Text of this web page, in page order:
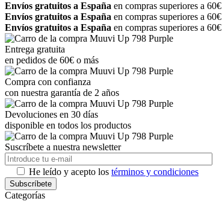
Envíos gratuitos a España en compras superiores a 60€
Envíos gratuitos a España en compras superiores a 60€
Envíos gratuitos a España en compras superiores a 60€
Entrega gratuita
en pedidos de 60€ o más
Compra con confianza
con nuestra garantía de 2 años
Devoluciones en 30 días
disponible en todos los productos
Suscríbete a nuestra newsletter
He leído y acepto los términos y condiciones
Categorías